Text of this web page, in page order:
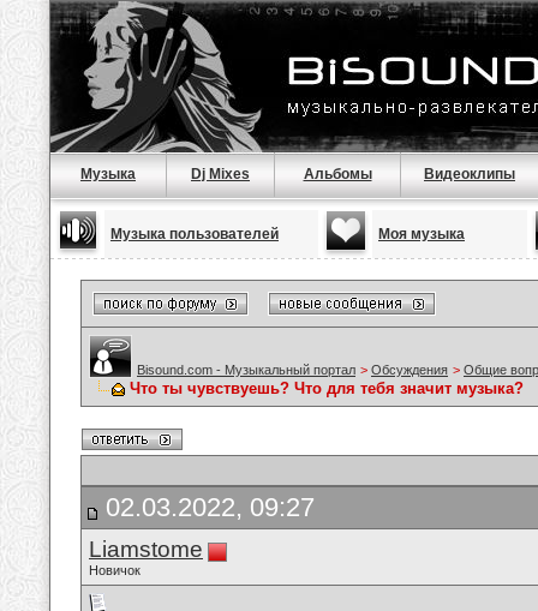
Музыка Dj Mixes Альбомы Видеоклипы
Музыка пользователей Моя музыка
Bisound.com - Музыкальный портал > Обсуждения > Общие
Что ты чувствуешь? Что для тебя значит музыка?
02.03.2022, 09:27
Liamstome
Новичок